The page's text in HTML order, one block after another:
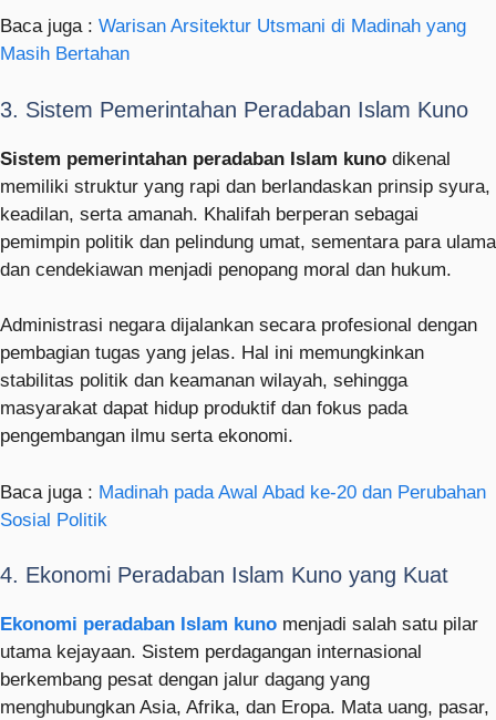
Baca juga : Warisan Arsitektur Utsmani di Madinah yang
Masih Bertahan
3. Sistem Pemerintahan Peradaban Islam Kuno
Sistem pemerintahan peradaban Islam kuno dikenal
memiliki struktur yang rapi dan berlandaskan prinsip syura,
keadilan, serta amanah. Khalifah berperan sebagai
pemimpin politik dan pelindung umat, sementara para ulama
dan cendekiawan menjadi penopang moral dan hukum.
Administrasi negara dijalankan secara profesional dengan
pembagian tugas yang jelas. Hal ini memungkinkan
stabilitas politik dan keamanan wilayah, sehingga
masyarakat dapat hidup produktif dan fokus pada
pengembangan ilmu serta ekonomi.
Baca juga : Madinah pada Awal Abad ke-20 dan Perubahan
Sosial Politik
4. Ekonomi Peradaban Islam Kuno yang Kuat
Ekonomi peradaban Islam kuno menjadi salah satu pilar
utama kejayaan. Sistem perdagangan internasional
berkembang pesat dengan jalur dagang yang
menghubungkan Asia, Afrika, dan Eropa. Mata uang, pasar,